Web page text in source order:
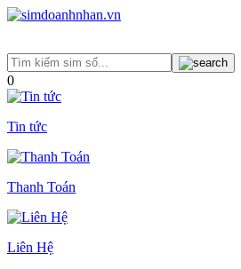
0
Tin tức
Thanh Toán
Liên Hệ